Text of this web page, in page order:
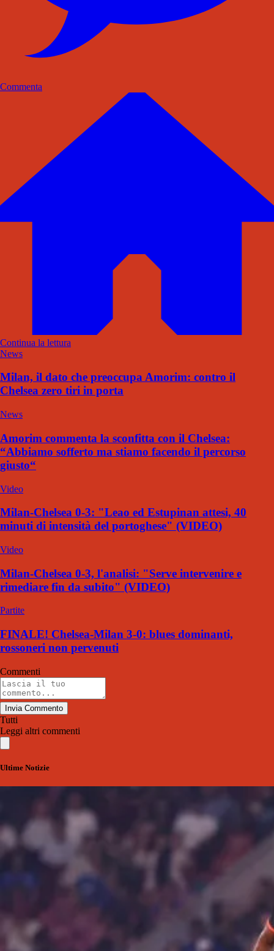
Commenta
Continua la lettura
News
Milan, il dato che preoccupa Amorim: contro il
Chelsea zero tiri in porta
News
Amorim commenta la sconfitta con il Chelsea:
“Abbiamo sofferto ma stiamo facendo il percorso
giusto“
Video
Milan-Chelsea 0-3: "Leao ed Estupinan attesi, 40
minuti di intensità del portoghese" (VIDEO)
Video
Milan-Chelsea 0-3, l'analisi: "Serve intervenire e
rimediare fin da subito" (VIDEO)
Partite
FINALE! Chelsea-Milan 3-0: blues dominanti,
rossoneri non pervenuti
Commenti
Invia Commento
Tutti
Leggi altri commenti
Ultime Notizie